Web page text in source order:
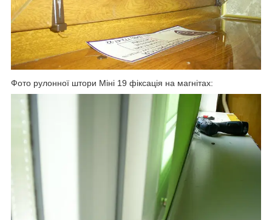
Фото рулонної штори Міні 19 фіксація на магнітах: